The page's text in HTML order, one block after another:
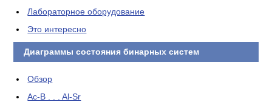
Лабораторное оборудование
Это интересно
Диаграммы состояния бинарных систем
Обзор
Ac-B . . . Al-Sr